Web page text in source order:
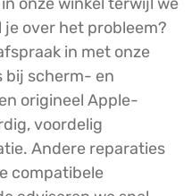
over het probleem?
in met onze
bij scherm- en
origineel Apple-
voordelig
Andere reparaties
compatibele